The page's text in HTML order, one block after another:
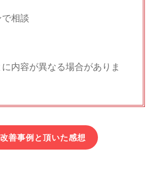
相談
内容が異なる場合がありま
改善事例と頂いた感想